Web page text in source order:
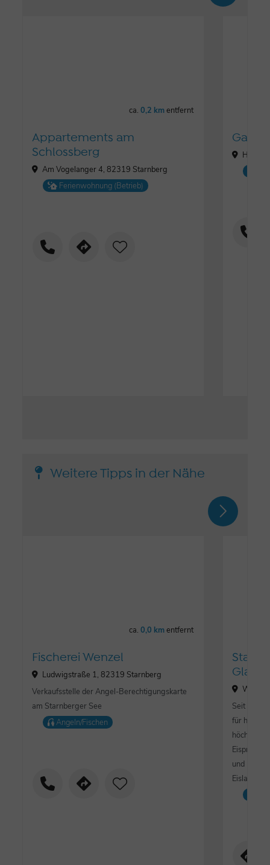
ca.0,2 kmentfernt
Appartements am
Schlossberg
Am Vogelanger 4, 82319 Starnberg
Ferienwohnung (Betrieb)
Weitere Tipps in der Nähe
ca.0,0 kmentfernt
Fischerei Wenzel
Ludwigstraße 1, 82319 Starnberg
Verkaufsstelle der Angel-Berechtigungskarte
am Starnberger See
Angeln/Fischen
Seit 2016
für
höchster
und
Eisladen